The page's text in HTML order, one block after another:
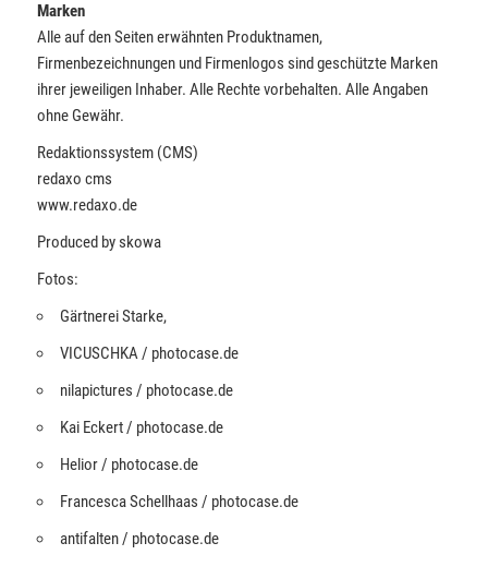
Marken
Alle auf den Seiten erwähnten Produktnamen,
Firmenbezeichnungen und Firmenlogos sind geschützte Marken
ihrer jeweiligen Inhaber. Alle Rechte vorbehalten. Alle Angaben
ohne Gewähr.
Redaktionssystem (CMS)
redaxo cms
www.redaxo.de
Produced by skowa
Fotos:
Gärtnerei Starke,
VICUSCHKA / photocase.de
nilapictures / photocase.de
Kai Eckert / photocase.de
Helior / photocase.de
Francesca Schellhaas / photocase.de
antifalten / photocase.de